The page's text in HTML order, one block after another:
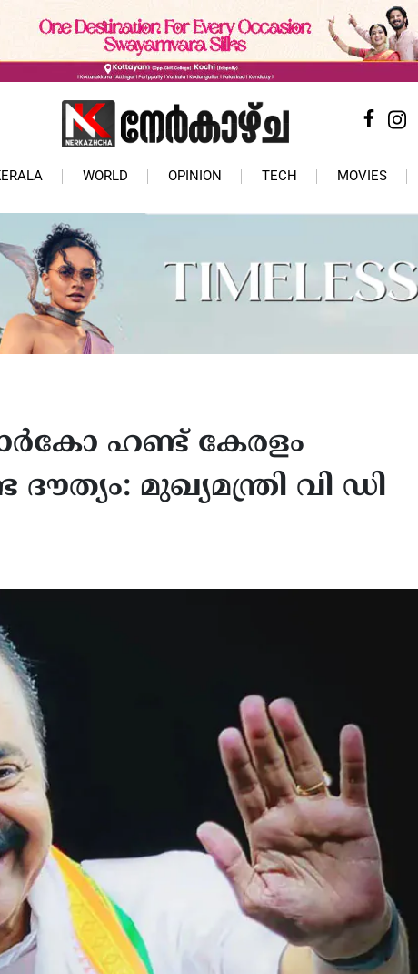
WORLD OPINION TECH MOVIES
ഹണ്ട് കേരളം
ദൗത്യം: മുഖ്യമന്ത്രി വി ഡി